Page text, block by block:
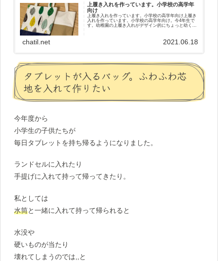
上履き入れを作っています。小学校の高学年
向け
上履き入れを作っています。小学校の高学年向け上履き
入れを作っています。小学校の高学年向け。今4年生で
す。幼稚園の上履き入れがデザイン的にちょっと幼く。
chatil.net 2021.06.18
タブレットが入るバッグ。ふわふわ芯
地を入れて作りたい
今年度から
小学生の子供たちが
毎日タブレットを持ち帰るようになりました。
ランドセルに入れたり
手提げに入れて持って帰ってきたり。
私としては
水筒と一緒に入れて持って帰られると
水没や
硬いものが当たり
壊れてしまうのでは,,と